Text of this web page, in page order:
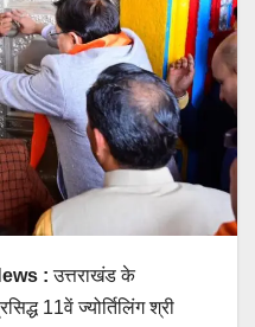
:उत्तराखंड के
11वें ज्योर्तिलिंग श्री